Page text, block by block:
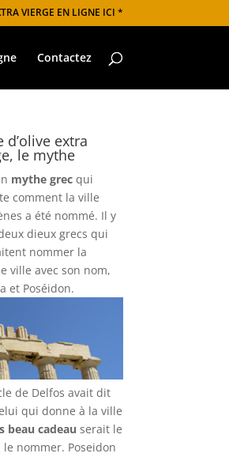
VIERGE EN LIGNE ICI *
Contactez
d’olive extra
le mythe
mythe grec qui
comment la ville
a été nommé. Il y
dieux grecs qui
nommer la
ville avec son nom,
et Poséidon.
de Delfos avait dit
qui donne à la ville
beau cadeau serait le
le nommer. Poseidon